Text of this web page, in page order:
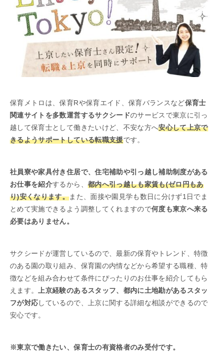
保育メトロは、保育Rや保育エイド、保育バランスなど保育士
関連サイトを多数運営するサクシードのサービスで東京に引っ
越して保育士として働きたいけど、不安な方へ安心して上京で
きるようサポートしている転職支援です。
社員寮や家具付き住居で、住宅補助や引っ越し補助制度がある
お仕事を紹介するから、 都内へ引っ越しも家賃も(ゼロ円もあ
り)安くなります。また、面接や園見学も数日に分けず1日でま
とめて実施できるよう調整してくれますので何度も東京へ来る
必要はありません。
サクシードが運営しているので、最新の保育やトレンド、特徴
のある園の取り組み、保育園の内情などから希望する職種、特
徴などを組み合わせて条件にぴったりのお仕事を紹介してもら
えます。上京経験のあるスタッフ、都内に土地勘があるスタッ
フが対応しているので、上京に関する詳細な相談ができるので
安心です。
※東京で働きたい、保育士の有資格者のみ受付です。